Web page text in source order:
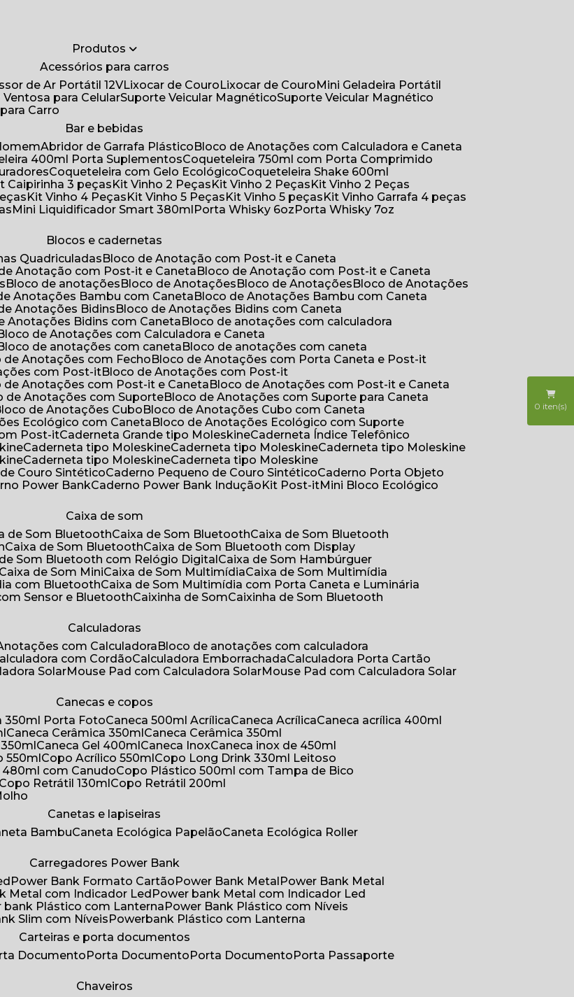
Produtos
Acessórios para carros
de Ar Portátil 12V Lixocar de Couro Lixocar de Couro
Mini Geladeira Portátil
Ventosa para Celular Suporte Veicular Magnético
Suporte Veicular Magnético
Carro
Bar e bebidas
Abridor de Garrafa Plástico
Bloco de Anotações com Calculadora e Caneta
400ml Porta Suplementos
Coqueteleira 750ml com Porta Comprimido
Coqueteleira com Gelo Ecológico
Coqueteleira Shake 600ml
Caipirinha 3 peças Kit Vinho 2 Peças Kit Vinho 2 Peças
Kit Vinho 2 Peças
Kit Vinho 4 Peças Kit Vinho 5 Peças Kit Vinho 5 peças
Kit Vinho Garrafa 4 peças
Mini Liquidificador Smart 380ml Porta Whisky 6oz
Porta Whisky 7oz
Blocos e cadernetas
Quadriculadas
Bloco de Anotação com Post-it e Caneta
de Anotação com Post-it e Caneta
Bloco de Anotação com Post-it e Caneta
Bloco de anotações Bloco de Anotações Bloco de Anotações
Bloco de Anotações
de Anotações Bambu com Caneta
Bloco de Anotações Bambu com Caneta
de Anotações Bidins
Bloco de Anotações Bidins com Caneta
Anotações Bidins com Caneta
Bloco de anotações com calculadora
Bloco de Anotações com Calculadora e Caneta
Bloco de anotações com caneta
Bloco de anotações com caneta
de Anotações com Fecho
Bloco de Anotações com Porta Caneta e Post-it
com Post-it
Bloco de Anotações com Post-it
de Anotações com Post-it e Caneta
Bloco de Anotações com Post-it e Caneta
de Anotações com Suporte
Bloco de Anotações com Suporte para Caneta
Bloco de Anotações Cubo
Bloco de Anotações Cubo com Caneta
Ecológico com Caneta
Bloco de Anotações Ecológico com Suporte
Post-it Caderneta Grande tipo Moleskine
Caderneta Índice Telefônico
Caderneta tipo Moleskine Caderneta tipo Moleskine
Caderneta tipo Moleskine
Caderneta tipo Moleskine
Caderneta tipo Moleskine
de Couro Sintético Caderno Pequeno de Couro Sintético
Caderno Porta Objeto
Power Bank Caderno Power Bank Indução Kit Post-it
Mini Bloco Ecológico
Caixa de som
de Som Bluetooth Caixa de Som Bluetooth
Caixa de Som Bluetooth
Caixa de Som Bluetooth
Caixa de Som Bluetooth com Display
de Som Bluetooth com Relógio Digital
Caixa de Som Hambúrguer
Caixa de Som Mini Caixa de Som Multimídia
Caixa de Som Multimídia
com Bluetooth
Caixa de Som Multimídia com Porta Caneta e Luminária
Sensor e Bluetooth Caixinha de Som
Caixinha de Som Bluetooth
Calculadoras
com Calculadora
Bloco de anotações com calculadora
Calculadora com Cordão Calculadora Emborrachada
Calculadora Porta Cartão
Solar Mouse Pad com Calculadora Solar
Mouse Pad com Calculadora Solar
Canecas e copos
350ml Porta Foto Caneca 500ml Acrílica Caneca Acrílica
Caneca acrílica 400ml
Caneca Cerâmica 350ml
Caneca Cerâmica 350ml
350ml Caneca Gel 400ml Caneca Inox
Caneca inox de 450ml
550ml Copo Acrílico 550ml
Copo Long Drink 330ml Leitoso
480ml com Canudo
Copo Plástico 500ml com Tampa de Bico
Copo Retrátil 130ml
Copo Retrátil 200ml
Canetas e lapiseiras
Bambu Caneta Ecológica Papelão
Caneta Ecológica Roller
Carregadores Power Bank
Power Bank Formato Cartão Power Bank Metal
Power Bank Metal
Metal com Indicador Led
Power bank Metal com Indicador Led
bank Plástico com Lanterna
Power Bank Plástico com Níveis
Slim com Níveis
Powerbank Plástico com Lanterna
Carteiras e porta documentos
Documento Porta Documento Porta Documento
Porta Passaporte
Chaveiros
0 iten(s)